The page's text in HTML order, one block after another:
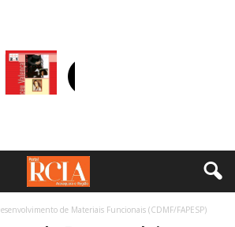
de Materiais Funcionais (CDMF/FAPESP)